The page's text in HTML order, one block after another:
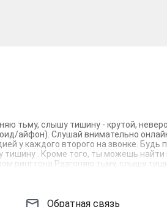
тьму, слышу тишину - крутой,
айфон). Слушай внимательно
у каждого второго на звонке.
тишину . Кроме того, ты можешь найти
рингтона Разгоняю тьму, слышу
и звуки на звонок, которые
Обратная связь